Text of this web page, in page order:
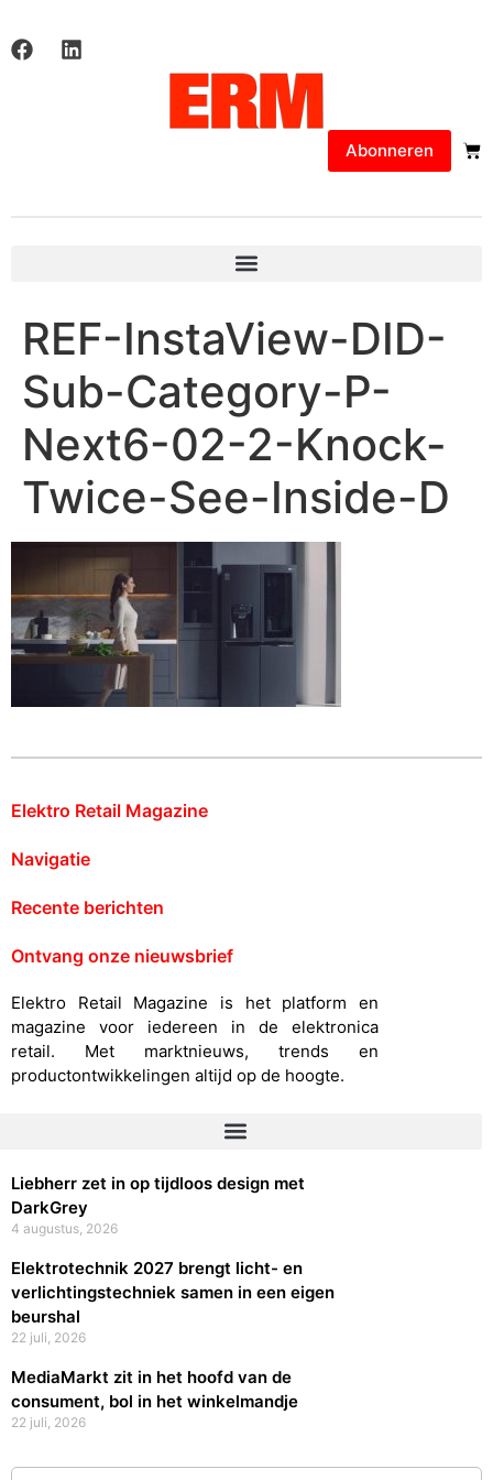
Abonneren
REF-InstaView-DID-
Sub-Category-P-
Next6-02-2-Knock-
Twice-See-Inside-D
Elektro Retail Magazine
Navigatie
Recente berichten
Ontvang onze nieuwsbrief
Elektro Retail Magazine is het platform en
magazine voor iedereen in de elektronica
retail. Met marktnieuws, trends en
productontwikkelingen altijd op de hoogte.
Liebherr zet in op tijdloos design met
DarkGrey
4 augustus, 2026
Elektrotechnik 2027 brengt licht- en
verlichtingstechniek samen in een eigen
beurshal
22 juli, 2026
MediaMarkt zit in het hoofd van de
consument, bol in het winkelmandje
22 juli, 2026